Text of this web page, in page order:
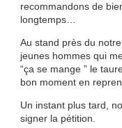
recommandons de
longtemps…
Au stand près du
jeunes hommes qui
“ça se mange ” le
bon moment en
Un instant plus tard,
signer la pétition.